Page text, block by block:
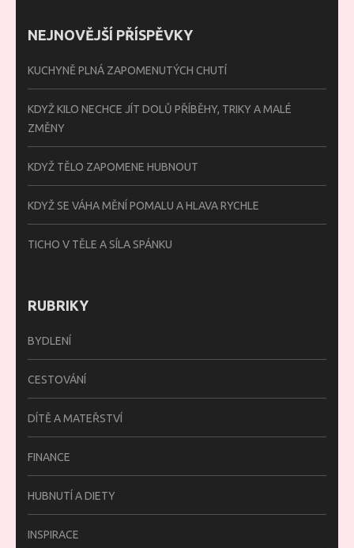
NEJNOVĚJŠÍ PŘÍSPĚVKY
KUCHYNĚ PLNÁ ZAPOMENUTÝCH CHUTÍ
KDYŽ KILO NECHCE JÍT DOLŮ PŘÍBĚHY, TRIKY A MALÉ
ZMĚNY
KDYŽ TĚLO ZAPOMENE HUBNOUT
KDYŽ SE VÁHA MĚNÍ POMALU A HLAVA RYCHLE
TICHO V TĚLE A SÍLA SPÁNKU
RUBRIKY
BYDLENÍ
CESTOVÁNÍ
DÍTĚ A MATEŘSTVÍ
FINANCE
HUBNUTÍ A DIETY
INSPIRACE